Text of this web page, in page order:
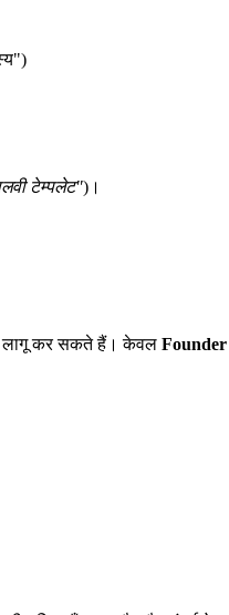
टेम्पलेट")।
लागू कर सकते हैं। केवल Founder